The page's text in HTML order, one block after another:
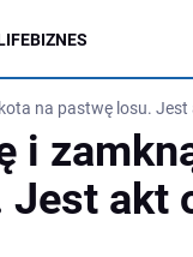
BIZNES
na pastwę losu.
i
Jest akt